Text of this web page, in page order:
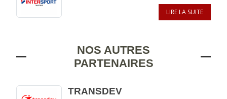
LIRE LA SUITE
NOS AUTRES
PARTENAIRES
TRANSDEV